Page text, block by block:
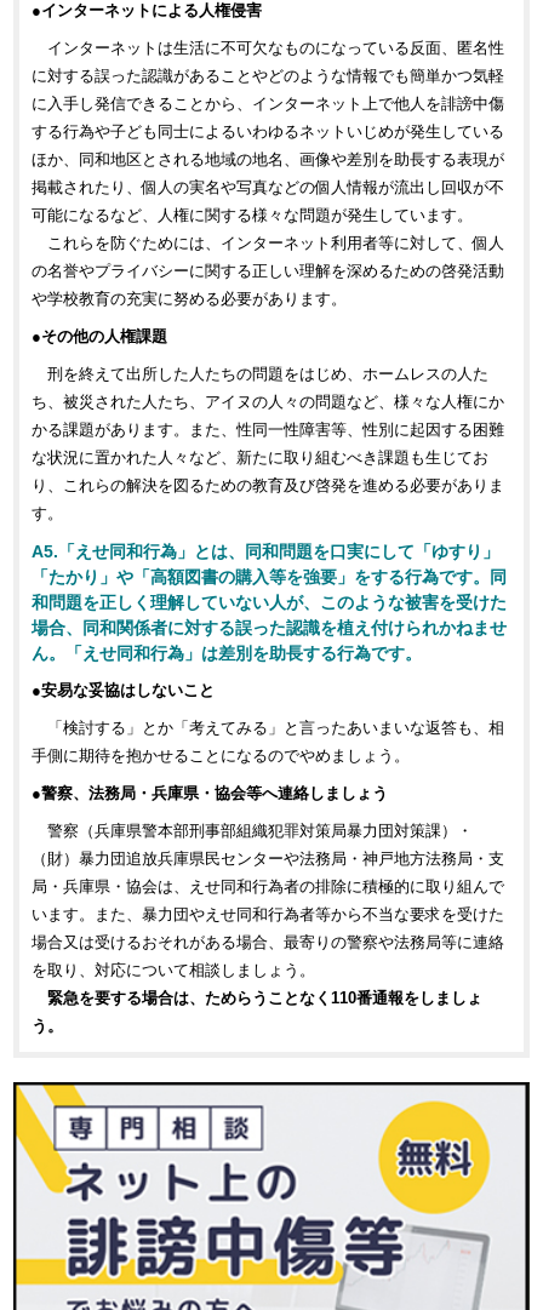
●インターネットによる人権侵害
インターネットは生活に不可欠なものになっている反面、匿名性
に対する誤った認識があることやどのような情報でも簡単かつ気軽
に入手し発信できることから、インターネット上で他人を誹謗中傷
する行為や子ども同士によるいわゆるネットいじめが発生している
ほか、同和地区とされる地域の地名、画像や差別を助長する表現が
掲載されたり、個人の実名や写真などの個人情報が流出し回収が不
可能になるなど、人権に関する様々な問題が発生しています。
これらを防ぐためには、インターネット利用者等に対して、個人
の名誉やプライバシーに関する正しい理解を深めるための啓発活動
や学校教育の充実に努める必要があります。
●その他の人権課題
刑を終えて出所した人たちの問題をはじめ、ホームレスの人た
ち、被災された人たち、アイヌの人々の問題など、様々な人権にか
かる課題があります。また、性同一性障害等、性別に起因する困難
な状況に置かれた人々など、新たに取り組むべき課題も生じてお
り、これらの解決を図るための教育及び啓発を進める必要がありま
す。
A5.「えせ同和行為」とは、同和問題を口実にして「ゆすり」
「たかり」や「高額図書の購入等を強要」をする行為です。同
和問題を正しく理解していない人が、このような被害を受けた
場合、同和関係者に対する誤った認識を植え付けられかねませ
ん。「えせ同和行為」は差別を助長する行為です。
●安易な妥協はしないこと
「検討する」とか「考えてみる」と言ったあいまいな返答も、相
手側に期待を抱かせることになるのでやめましょう。
●警察、法務局・兵庫県・協会等へ連絡しましょう
警察（兵庫県警本部刑事部組織犯罪対策局暴力団対策課）・
（財）暴力団追放兵庫県民センターや法務局・神戸地方法務局・支
局・兵庫県・協会は、えせ同和行為者の排除に積極的に取り組んで
います。また、暴力団やえせ同和行為者等から不当な要求を受けた
場合又は受けるおそれがある場合、最寄りの警察や法務局等に連絡
を取り、対応について相談しましょう。
緊急を要する場合は、ためらうことなく110番通報をしましょ
う。